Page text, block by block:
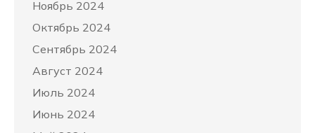
Ноябрь 2024
Октябрь 2024
Сентябрь 2024
Август 2024
Июль 2024
Июнь 2024